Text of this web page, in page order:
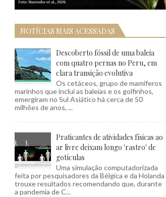
NOTÍCIAS MAIS ACESSADAS
Descoberto fóssil de uma baleia
com quatro pernas no Peru, em
clara transição evolutiva
Os cetáceos, grupo de mamíferos
marinhos que inclui as baleias e os golfinhos,
emergiram no Sul Asiático há cerca de 50
milhões de anos, ...
Praticantes de atividades físicas ao
ar livre deixam longo 'rastro' de
gotículas
Uma simulação computadorizada
feita por pesquisadores da Bélgica e da Holanda
trouxe resultados recomendando que, durante
a pandemia de C...